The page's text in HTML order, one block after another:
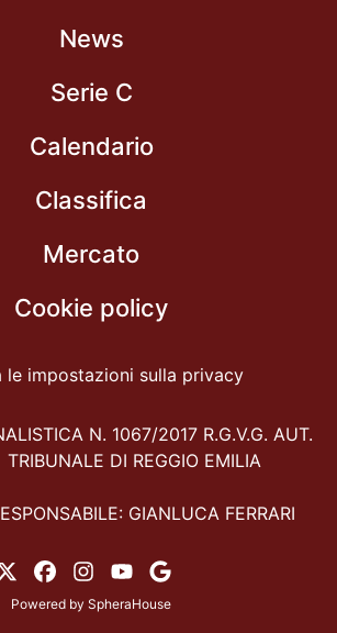
News
Serie C
Calendario
Classifica
Mercato
Cookie policy
le impostazioni sulla privacy
N. 1067/2017 R.G.V.G. AUT.
DI REGGIO EMILIA
GIANLUCA FERRARI
Powered by SpheraHouse